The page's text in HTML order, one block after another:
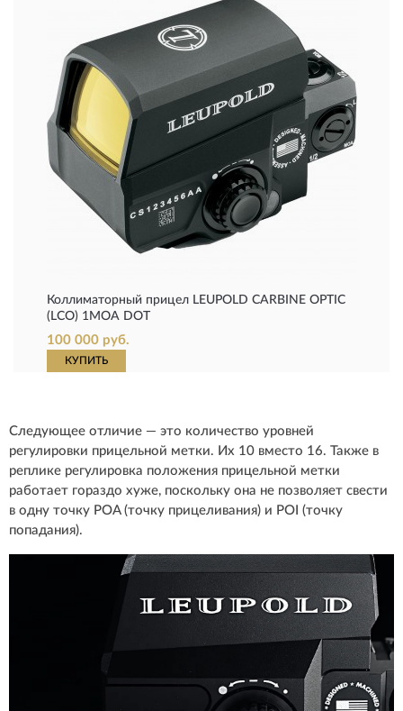
Коллиматорный прицел LEUPOLD CARBINE OPTIC
(LCO) 1MOA DOT
100 000 руб.
КУПИТЬ
Следующее отличие — это количество уровней
регулировки прицельной метки. Их 10 вместо 16. Также в
реплике регулировка положения прицельной метки
работает гораздо хуже, поскольку она не позволяет свести
в одну точку POA (точку прицеливания) и POI (точку
попадания).